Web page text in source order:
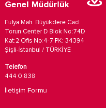
Genel Müdürlük
Fulya Mah. Büyükdere Cad.
Torun Center D Blok No:74D
Kat:2 Ofis No:4-7 PK: 34394
Şişli-İstanbul / TÜRKİYE
Telefon
444 0 838
İletişim Formu